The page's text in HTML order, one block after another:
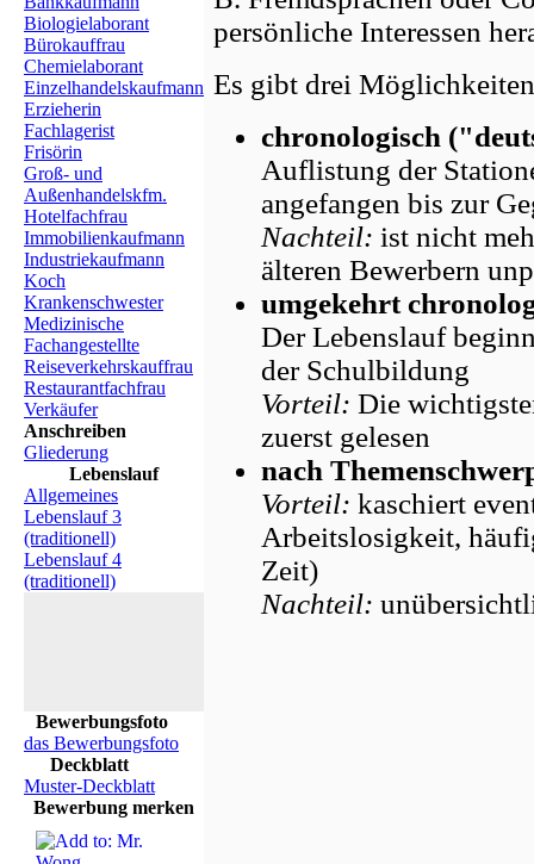
Biologielaborant
Bürokauffrau
Chemielaborant
Einzelhandelskaufmann
Erzieherin
Fachlagerist
Frisörin
Groß- und
Außenhandelskfm.
Hotelfachfrau
Immobilienkaufmann
Industriekaufmann
Koch
Krankenschwester
Medizinische
Fachangestellte
Reiseverkehrskauffrau
Restaurantfachfrau
Verkäufer
Anschreiben
Gliederung
Lebenslauf
Allgemeines
Lebenslauf 3
(traditionell)
Lebenslauf 4
(traditionell)
Bewerbungsfoto
das Bewerbungsfoto
Deckblatt
Muster-Deckblatt
Bewerbung merken
persönliche Interessen
Es gibt drei
chronologisch
Auflistung der
angefangen bis zur
Nachteil: ist nicht
älteren Bewerbern
umgekehrt
Der Lebenslauf
der Schulbildung
Vorteil: Die
zuerst gelesen
nach
Vorteil: kaschiert
Arbeitslosigkeit,
Zeit)
Nachteil: